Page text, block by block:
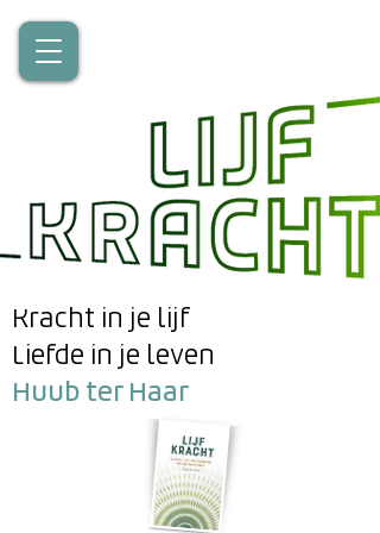
Kracht in je lijf
Liefde in je leven
Huub ter Haar